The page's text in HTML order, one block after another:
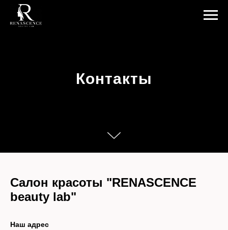
Контакты
Салон красоты "RENASCENCE
beauty lab"
Наш адрес